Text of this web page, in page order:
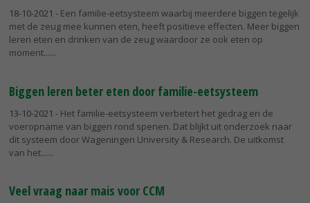
18-10-2021 - Een familie-eetsysteem waarbij meerdere biggen tegelijk
met de zeug mee kunnen eten, heeft positieve effecten. Meer biggen
leren eten en drinken van de zeug waardoor ze ook eten op
moment...
Biggen leren beter eten door familie-eetsysteem
13-10-2021 - Het familie-eetsysteem verbetert het gedrag en de
voeropname van biggen rond spenen. Dat blijkt uit onderzoek naar
dit systeem door Wageningen University & Research. De uitkomst
van het...
Veel vraag naar mais voor CCM